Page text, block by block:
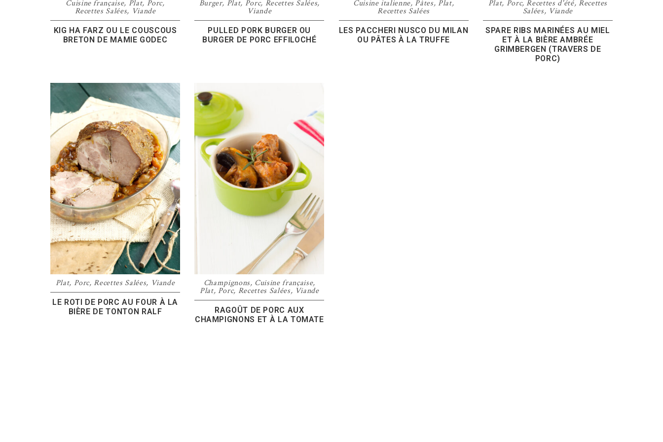
Cuisine française, Plat, Porc,
Recettes Salées, Viande
KIG HA FARZ OU LE COUSCOUS
BRETON DE MAMIE GODEC
Burger, Plat, Porc, Recettes Salées,
Viande
PULLED PORK BURGER OU
BURGER DE PORC EFFILOCHÉ
Cuisine italienne, Pâtes, Plat,
Recettes Salées
LES PACCHERI NUSCO DU MILAN
OU PÂTES À LA TRUFFE
Plat, Porc,Recettes d'été, Recettes
Salées, Viande
SPARE RIBS MARINÉES AU MIEL
ET À LA BIÈRE AMBRÉE
GRIMBERGEN (TRAVERS DE
PORC)
Plat, Porc,Recettes Salées, Viande
LE ROTI DE PORC AU FOUR À LA
BIÈRE DE TONTON RALF
Champignons, Cuisine française,
Plat, Porc, Recettes Salées, Viande
RAGOÛT DE PORC AUX
CHAMPIGNONS ET À LA TOMATE